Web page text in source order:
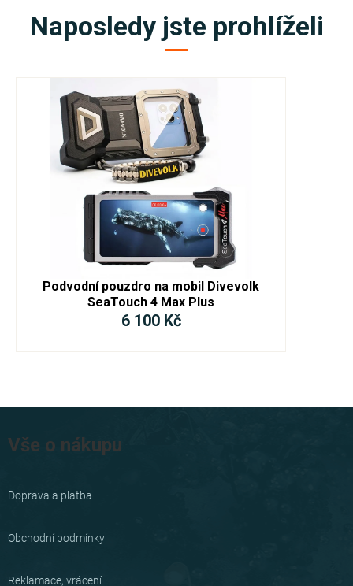
Naposledy jste prohlíželi
Podvodní pouzdro na mobil Divevolk
SeaTouch 4 Max Plus
6 100 Kč
á
a
Vše o nákupu
Doprava a platba
Obchodní podmínky
Reklamace, vrácení